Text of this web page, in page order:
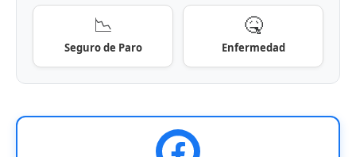
📉
Seguro de Paro
🤒
Enfermedad